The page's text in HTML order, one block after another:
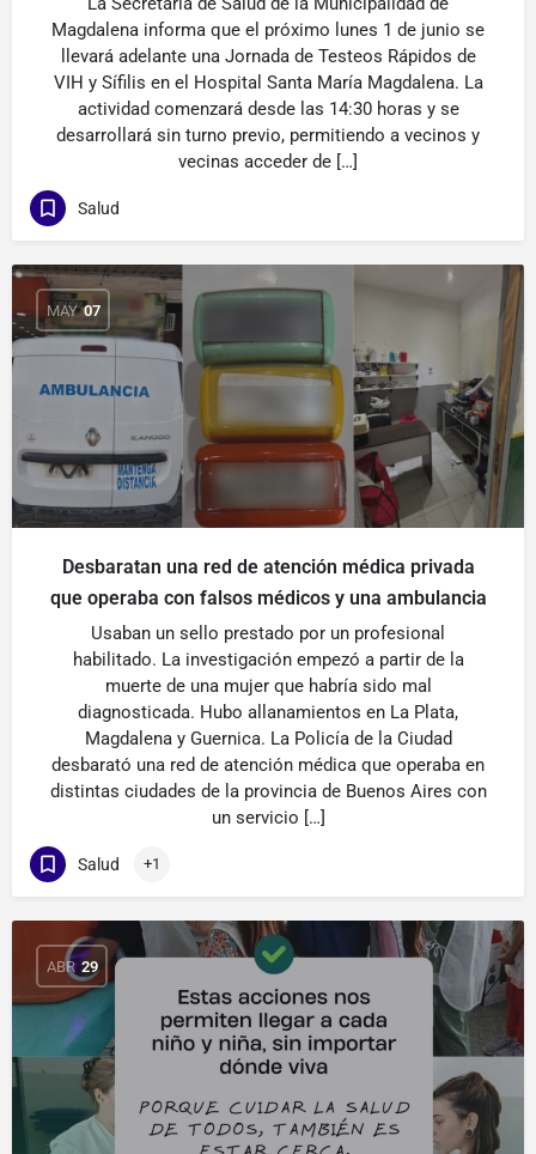
Magdalena informa que el próximo lunes 1 de junio se
llevará adelante una Jornada de Testeos Rápidos de
VIH y Sífilis en el Hospital Santa María Magdalena. La
actividad comenzará desde las 14:30 horas y se
desarrollará sin turno previo, permitiendo a vecinos y
vecinas acceder de […]
Salud
MAY 07
Desbaratan una red de atención médica privada
que operaba con falsos médicos y una ambulancia
Usaban un sello prestado por un profesional
habilitado. La investigación empezó a partir de la
muerte de una mujer que habría sido mal
diagnosticada. Hubo allanamientos en La Plata,
Magdalena y Guernica. La Policía de la Ciudad
desbarató una red de atención médica que operaba en
distintas ciudades de la provincia de Buenos Aires con
un servicio […]
Salud +1
ABR 29